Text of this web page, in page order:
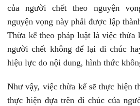
của người chết theo nguyện
nguyện vọng này phải được lập
Thừa kế theo pháp luật là việc thừa
người chết không để lại di chúc
hiệu lực do nội dung, hình thức
Như vậy, việc thừa kế sẽ thực hiện
thực hiện dựa trên di chúc của